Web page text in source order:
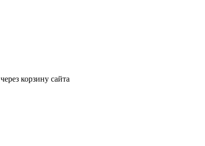
корзину сайта